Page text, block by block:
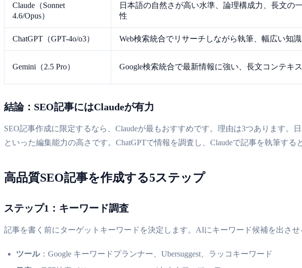
Claude（Sonnet
4.6/Opus）
日本語の自然さが高い水準、論理構成力、長文の
性
ChatGPT（GPT-4o/o3） Web検索統合でリサーチしながら執筆、幅広い知識
Gemini（2.5 Pro） Google検索統合で最新情報に強い、長文コンテキ
結論：SEO記事にはClaudeが有力
SEO記事作成に限定するなら、Claudeが最もおすすめです。理由は3つあります
といった編集能力の高さです。ChatGPTで情報を調査し、Claudeで記事を執筆する
高品質SEO記事を作成する5ステップ
ステップ1：キーワード調査
記事を書く前にターゲットキーワードを決定します。AIにキーワード候補を出さ
ツール：Google キーワードプランナー、Ubersuggest、ラッコキーワード